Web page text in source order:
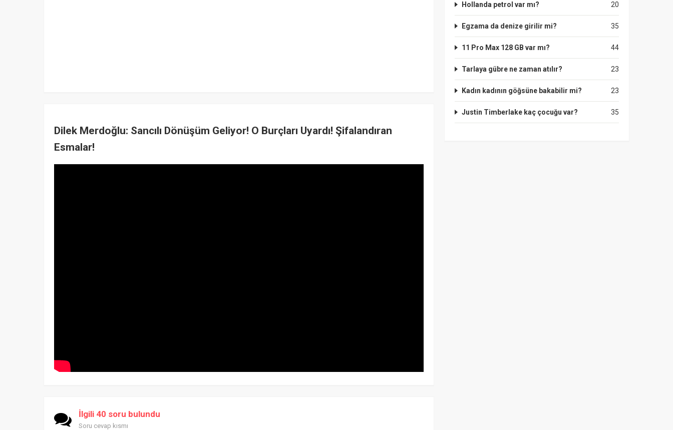
Dilek Merdoğlu: Sancılı Dönüşüm Geliyor! O Burçları Uyardı! Şifalandıran
Esmalar!
İlgili 40 soru bulundu
Soru cevap kısmı
20
Hollanda petrol var mı?
35
Egzama da denize girilir mi?
44
11 Pro Max 128 GB var mı?
23
Tarlaya gübre ne zaman atılır?
23
Kadın kadının göğsüne bakabilir mi?
35
Justin Timberlake kaç çocuğu var?